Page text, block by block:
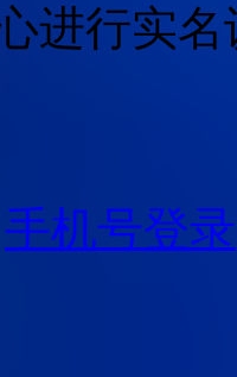
进行实名
手机号登录